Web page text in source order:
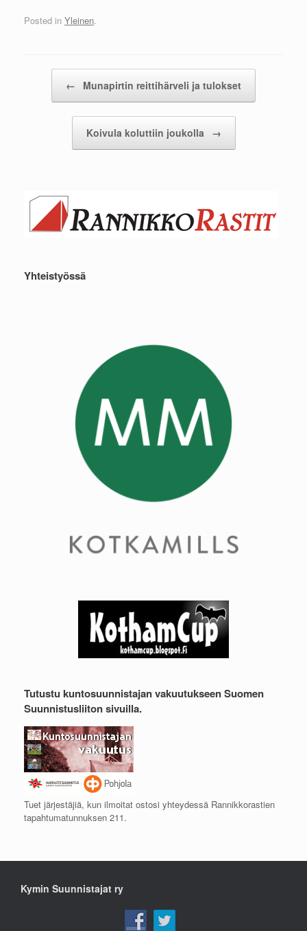
Posted in Yleinen.
← Munapirtin reittihärveli ja tulokset
Koivula koluttiin joukolla →
Yhteistyössä
Tutustu kuntosuunnistajan vakuutukseen Suomen
Suunnistusliiton sivuilla.
Tuet järjestäjiä, kun ilmoitat ostosi yhteydessä Rannikkorastien
tapahtumatunnuksen 211.
Kymin Suunnistajat ry